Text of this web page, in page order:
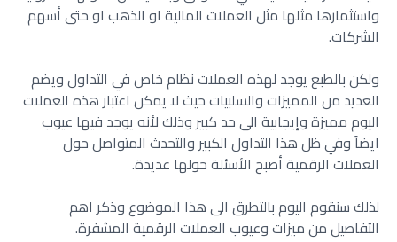
واستثمارها مثلها مثل العملات المالية او الذهب او حتى أسهم
الشركات.
ولكن بالطبع يوجد لهذه العملات نظام خاص في التداول ويضم
العديد من المميزات والسلبيات حيث لا يمكن اعتبار هذه العملات
اليوم مميزة وإيجابية الى حد كبير وذلك لأنه يوجد فيها عيوب
ايضاً وفي ظل هذا التداول الكبير والتحدث المتواصل حول
العملات الرقمية أصبح الأسئلة حولها عديدة.
لذلك سنقوم اليوم بالتطرق الى هذا الموضوع وذكر اهم
التفاصيل من ميزات وعيوب العملات الرقمية المشفرة.